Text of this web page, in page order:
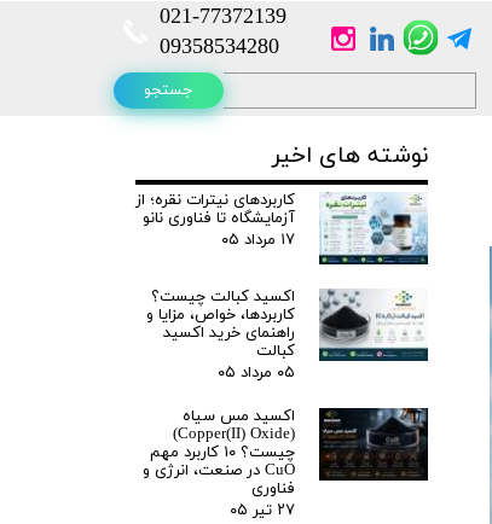
021-77372139​​​​​​​
​​​​​​​09358534280
جستجو
نوشته های اخیر
کاربردهای نیترات نقره؛ از
آزمایشگاه تا فناوری نانو
۱۷ مرداد ۰۵
اکسید کبالت چیست؟
کاربردها، خواص، مزایا و
راهنمای خرید اکسید
کبالت
۰۵ مرداد ۰۵
اکسید مس سیاه
(Copper(II) Oxide)
چیست؟ ۱۰ کاربرد مهم
CuO در صنعت، انرژی و
فناوری
۲۷ تیر ۰۵